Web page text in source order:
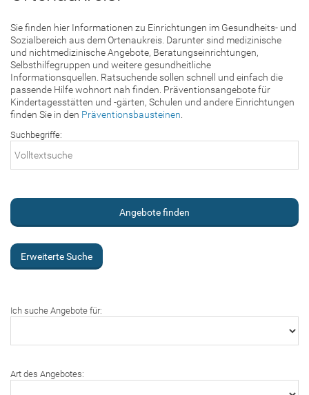
Sie finden hier Informationen zu Einrichtungen im Gesundheits- und
Sozialbereich aus dem Ortenaukreis. Darunter sind medizinische
und nichtmedizinische Angebote, Beratungseinrichtungen,
Selbsthilfegruppen und weitere gesundheitliche
Informationsquellen. Ratsuchende sollen schnell und einfach die
passende Hilfe wohnort nah finden. Präventionsangebote für
Kindertagesstätten und -gärten, Schulen und andere Einrichtungen
finden Sie in den Präventionsbausteinen
Suchbegriffe:
Erweiterte Suche
Ich suche Angebote für:
Art des Angebotes: